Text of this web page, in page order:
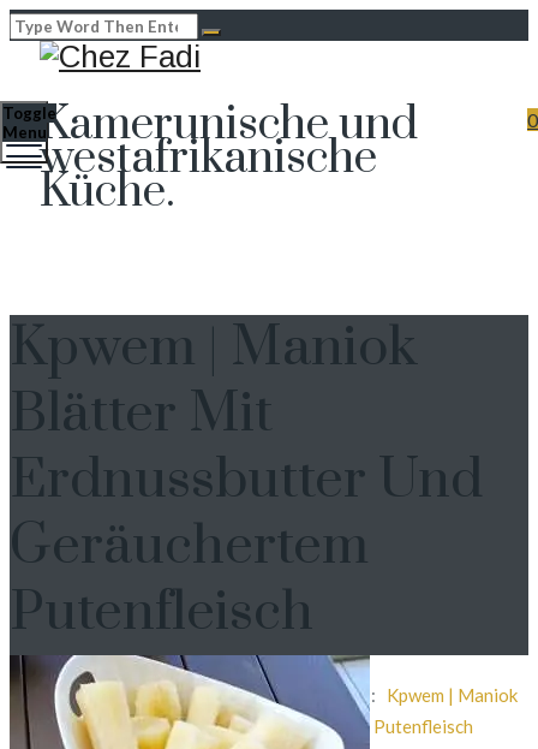
Kamerunische und
westafrikanische
Küche.
0
Toggle
Menu
Kpwem | Maniok
Blätter Mit
Erdnussbutter Und
Geräuchertem
Putenfleisch
Home Chez Fadi: :Blog : :Blattgemüse: : Kpwem | Maniok
Blätter Mit Erdnussbutter Und Geräuchertem Putenfleisch